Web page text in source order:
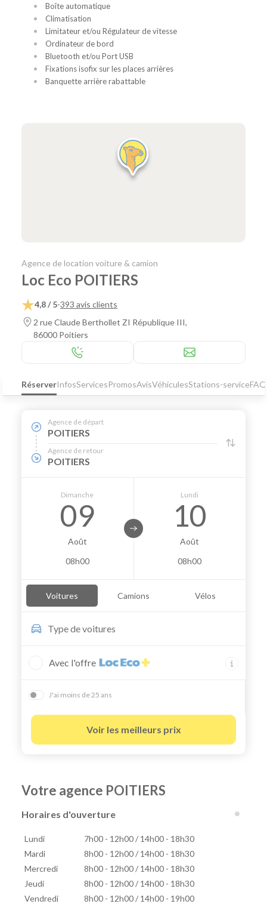
Boîte automatique
Climatisation
Limitateur et/ou Régulateur de vitesse
Ordinateur de bord
Bluetooth et/ou Port USB
Fixations isofix sur les places arrières
Banquette arrière rabattable
Agence de location voiture & camion
Loc Eco POITIERS
4,8 / 5-393 avis clients
2 rue Claude Berthollet ZI République III,
86000 Poitiers
RéserverInfosServicesPromosAvisVéhiculesStations-serviceFAQ
Agence de départ
POITIERS
Agence de retour
POITIERS
Dimanche
09
Août
08h00
Lundi
10
Août
08h00
Voitures Camions Vélos
Type devoitures
Avec l'offre
J'ai moins de 25 ans
Voir les meilleurs prix
Votre agence POITIERS
Horaires d'ouverture
Lundi
7h00 - 12h00 / 14h00 - 18h30
Mardi
8h00 - 12h00 / 14h00 - 18h30
Mercredi
8h00 - 12h00 / 14h00 - 18h30
Jeudi
8h00 - 12h00 / 14h00 - 18h30
Vendredi
8h00 - 12h00 / 14h00 - 19h00